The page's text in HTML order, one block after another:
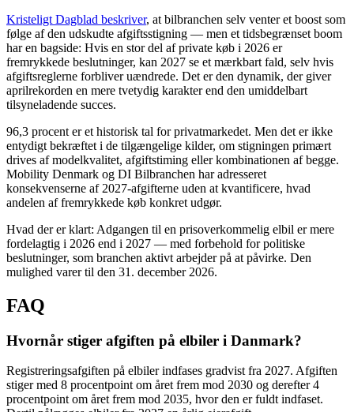
Kristeligt Dagblad beskriver, at bilbranchen selv venter et boost som
følge af den udskudte afgiftsstigning — men et tidsbegrænset boom
har en bagside: Hvis en stor del af private køb i 2026 er
fremrykkede beslutninger, kan 2027 se et mærkbart fald, selv hvis
afgiftsreglerne forbliver uændrede. Det er den dynamik, der giver
aprilrekorden en mere tvetydig karakter end den umiddelbart
tilsyneladende succes.
96,3 procent er et historisk tal for privatmarkedet. Men det er ikke
entydigt bekræftet i de tilgængelige kilder, om stigningen primært
drives af modelkvalitet, afgiftstiming eller kombinationen af begge.
Mobility Denmark og DI Bilbranchen har adresseret
konsekvenserne af 2027-afgifterne uden at kvantificere, hvad
andelen af fremrykkede køb konkret udgør.
Hvad der er klart: Adgangen til en prisoverkommelig elbil er mere
fordelagtig i 2026 end i 2027 — med forbehold for politiske
beslutninger, som branchen aktivt arbejder på at påvirke. Den
mulighed varer til den 31. december 2026.
FAQ
Hvornår stiger afgiften på elbiler i Danmark?
Registreringsafgiften på elbiler indfases gradvist fra 2027. Afgiften
stiger med 8 procentpoint om året frem mod 2030 og derefter 4
procentpoint om året frem mod 2035, hvor den er fuldt indfaset.